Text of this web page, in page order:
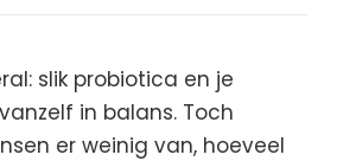
slik probiotica en je
in balans. Toch
er weinig van, hoeveel